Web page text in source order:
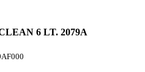
6 LT. 2079A